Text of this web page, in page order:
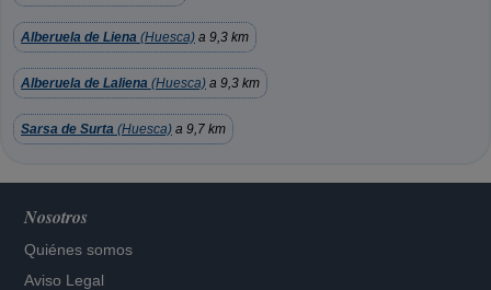
Alberuela de Liena (Huesca) a 9,3 km
Alberuela de Laliena (Huesca) a 9,3 km
Sarsa de Surta (Huesca) a 9,7 km
Nosotros
Quiénes somos
Aviso Legal